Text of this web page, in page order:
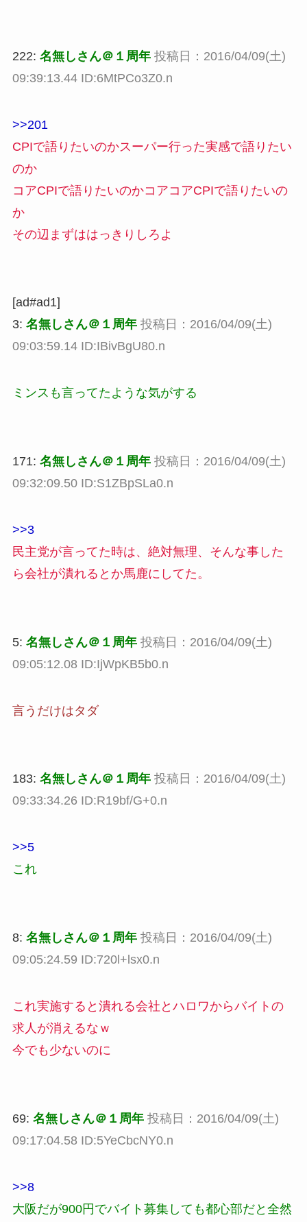
222: 名無しさん＠１周年 投稿日：2016/04/09(土)
09:39:13.44 ID:6MtPCo3Z0.n
>>201
CPIで語りたいのかスーパー行った実感で語りたい
のか
コアCPIで語りたいのかコアコアCPIで語りたいの
か
その辺まずははっきりしろよ
[ad#ad1]
3: 名無しさん＠１周年 投稿日：2016/04/09(土)
09:03:59.14 ID:IBivBgU80.n
ミンスも言ってたような気がする
171: 名無しさん＠１周年 投稿日：2016/04/09(土)
09:32:09.50 ID:S1ZBpSLa0.n
>>3
民主党が言ってた時は、絶対無理、そんな事した
ら会社が潰れるとか馬鹿にしてた。
5: 名無しさん＠１周年 投稿日：2016/04/09(土)
09:05:12.08 ID:IjWpKB5b0.n
言うだけはタダ
183: 名無しさん＠１周年 投稿日：2016/04/09(土)
09:33:34.26 ID:R19bf/G+0.n
>>5
これ
8: 名無しさん＠１周年 投稿日：2016/04/09(土)
09:05:24.59 ID:720l+lsx0.n
これ実施すると潰れる会社とハロワからバイトの
求人が消えるなｗ
今でも少ないのに
69: 名無しさん＠１周年 投稿日：2016/04/09(土)
09:17:04.58 ID:5YeCbcNY0.n
>>8
大阪だが900円でバイト募集しても都心部だと全然